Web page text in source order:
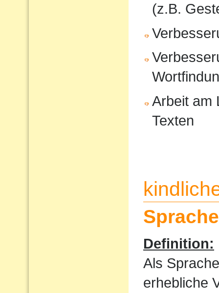
(z.B.
Arbeit am
Texten
Definition:
Als
erhebliche